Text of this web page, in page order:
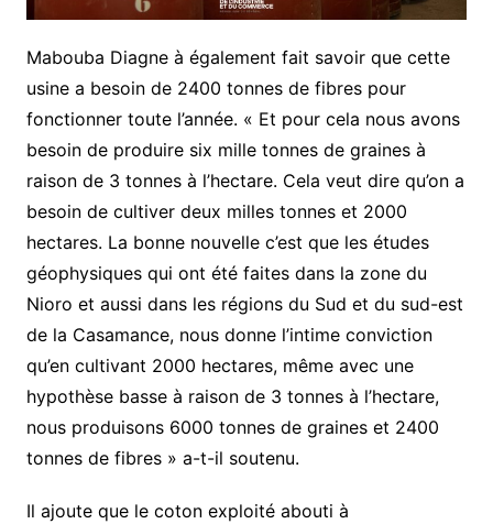
Mabouba Diagne à également fait savoir que cette
usine a besoin de 2400 tonnes de fibres pour
fonctionner toute l’année. « Et pour cela nous avons
besoin de produire six mille tonnes de graines à
raison de 3 tonnes à l’hectare. Cela veut dire qu’on a
besoin de cultiver deux milles tonnes et 2000
hectares. La bonne nouvelle c’est que les études
géophysiques qui ont été faites dans la zone du
Nioro et aussi dans les régions du Sud et du sud-est
de la Casamance, nous donne l’intime conviction
qu’en cultivant 2000 hectares, même avec une
hypothèse basse à raison de 3 tonnes à l’hectare,
nous produisons 6000 tonnes de graines et 2400
tonnes de fibres » a-t-il soutenu.
Il ajoute que le coton exploité abouti à